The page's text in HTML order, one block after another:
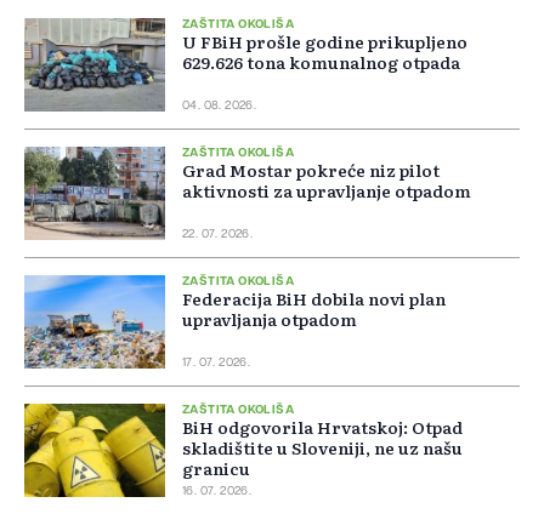
ZAŠTITA OKOLIŠA
U FBiH prošle godine prikupljeno
629.626 tona komunalnog otpada
04. 08. 2026.
ZAŠTITA OKOLIŠA
Grad Mostar pokreće niz pilot
aktivnosti za upravljanje otpadom
22. 07. 2026.
ZAŠTITA OKOLIŠA
Federacija BiH dobila novi plan
upravljanja otpadom
17. 07. 2026.
ZAŠTITA OKOLIŠA
BiH odgovorila Hrvatskoj: Otpad
skladištite u Sloveniji, ne uz našu
granicu
16. 07. 2026.